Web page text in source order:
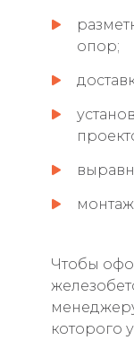
опор;
Чтобы
которого